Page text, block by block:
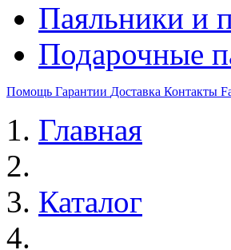
Паяльники и
Подарочные
Помощь Гарантии Доставка Контакты
Главная
Каталог